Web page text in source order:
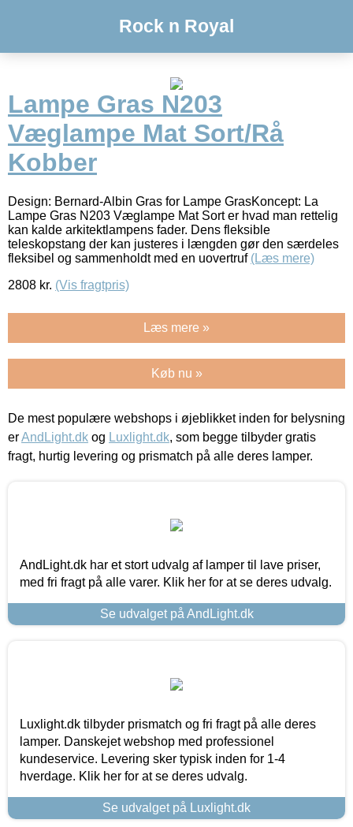
Rock n Royal
Lampe Gras N203
Væglampe Mat Sort/Rå
Kobber
Design: Bernard-Albin Gras for Lampe GrasKoncept: La
Lampe Gras N203 Væglampe Mat Sort er hvad man rettelig
kan kalde arkitektlampens fader. Dens fleksible
teleskopstang der kan justeres i længden gør den særdeles
fleksibel og sammenholdt med en uovertruf (Læs mere)
2808 kr. (Vis fragtpris)
Læs mere »
Køb nu »
De mest populære webshops i øjeblikket inden for belysning
erAndLight.dk og Luxlight.dk, som begge tilbyder gratis
fragt, hurtig levering og prismatch på alle deres lamper.
AndLight.dk har et stort udvalg af lamper til lave priser,
med fri fragt på alle varer. Klik her for at se deres udvalg.
Se udvalget på AndLight.dk
Luxlight.dk tilbyder prismatch og fri fragt på alle deres
lamper. Danskejet webshop med professionel
kundeservice. Levering sker typisk inden for 1-4
hverdage. Klik her for at se deres udvalg.
Se udvalget på Luxlight.dk